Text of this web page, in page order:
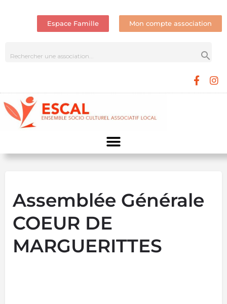
Espace Famille Mon compte association
Assemblée Générale
COEUR DE
MARGUERITTES